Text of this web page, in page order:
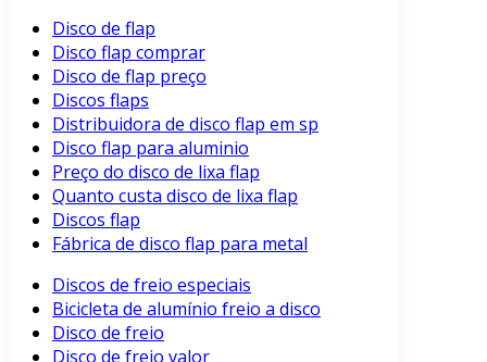
Disco de flap
Disco flap comprar
Disco de flap preço
Discos flaps
Distribuidora de disco flap em sp
Disco flap para aluminio
Preço do disco de lixa flap
Quanto custa disco de lixa flap
Discos flap
Fábrica de disco flap para metal
Discos de freio especiais
Bicicleta de alumínio freio a disco
Disco de freio
Disco de freio valor